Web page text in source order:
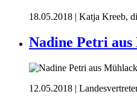
18.05.2018 | Katja Kreeb,
Nadine Petri
12.05.2018 |